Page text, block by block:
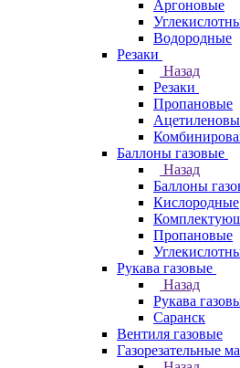
Аргоновые
Водородные
Резаки
Назад
Резаки
Пропановые
Баллоны газовые
Назад
Баллоны
Кислородные
Пропановые
Рукава газовые
Назад
Рукава
Саранск
Вентиля газовые
Газорезательные